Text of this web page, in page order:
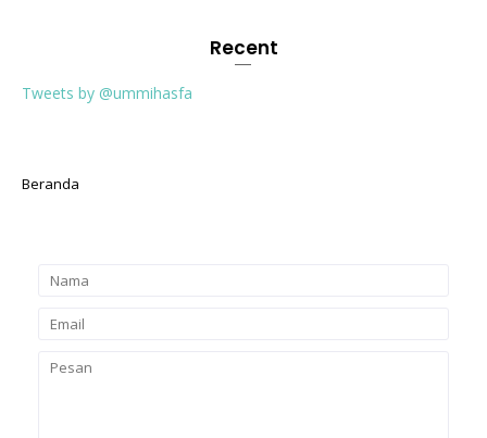
Recent
Tweets by @ummihasfa
Beranda